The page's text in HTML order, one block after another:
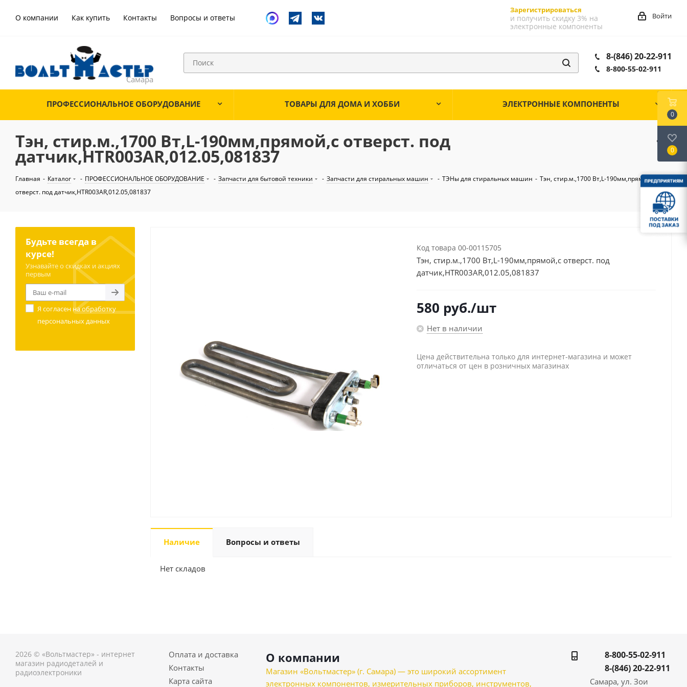
О компании Как купить Контакты Вопросы и ответы
Зарегистрироваться
и получить скидку 3% на
электронные компоненты
Войти
8-(846) 20-22-911
8-800-55-02-911
ПРОФЕССИОНАЛЬНОЕ ОБОРУДОВАНИЕ ТОВАРЫ ДЛЯ ДОМА И ХОББИ ЭЛЕКТРОННЫЕ КОМПОНЕНТЫ
Тэн, стир.м.,1700 Вт,L-190мм,прямой,с отверст. под
датчик,HTR003AR,012.05,081837
Главная - Каталог - ПРОФЕССИОНАЛЬНОЕ ОБОРУДОВАНИЕ - Запчасти для бытовой техники - Запчасти для стиральных машин - ТЭНы для стиральных машин - Тэн, стир.м.,1700 Вт,L-190мм,прямой,с
отверст. под датчик,HTR003AR,012.05,081837
Код товара 00-00115705
Тэн, стир.м.,1700 Вт,L-190мм,прямой,с отверст. под
датчик,HTR003AR,012.05,081837
580 руб./шт
Нет в наличии
Цена действительна только для интернет-магазина и может
отличаться от цен в розничных магазинах
Наличие Вопросы и ответы
Нет складов
Будьте всегда в
курсе!
Узнавайте о скидках и акциях
первым
Я согласен наобработку
персональных данных
2026 © «Вольтмастер» - интернет
магазин радиодеталей и
радиоэлектроники
Оплата и доставка
Контакты
Карта сайта
О компании
Магазин «Вольтмастер» (г. Самара) — это широкий ассортимент
электронных компонентов, измерительных приборов, инструментов,
8-800-55-02-911
8-(846) 20-22-911
Самара, ул. Зои
0
0